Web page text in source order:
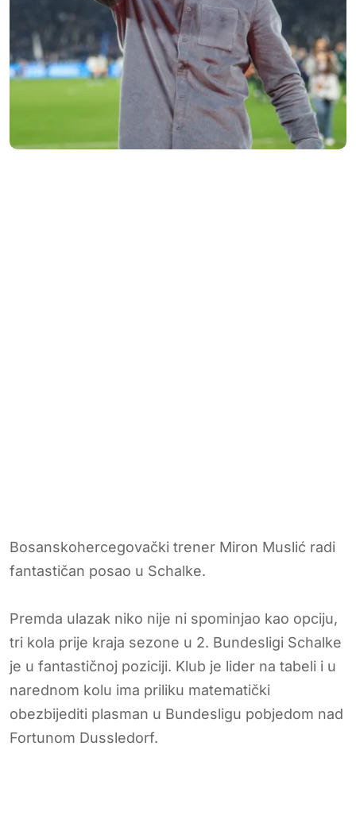
Bosanskohercegovački trener Miron Muslić radi
fantastičan posao u Schalke.
Premda ulazak niko nije ni spominjao kao opciju,
tri kola prije kraja sezone u 2. Bundesligi Schalke
je u fantastičnoj poziciji. Klub je lider na tabeli i u
narednom kolu ima priliku matematički
obezbijediti plasman u Bundesligu pobjedom nad
Fortunom Dussledorf.